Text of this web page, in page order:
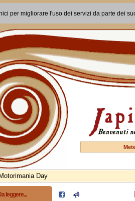
per migliorare l'uso dei servizi da parte dei
Motorimania Day
leggere...